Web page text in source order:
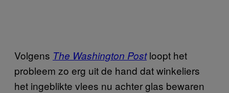
Volgens The Washington Post loopt het
probleem zo erg uit de hand dat winkeliers
het ingeblikte vlees nu achter glas bewaren